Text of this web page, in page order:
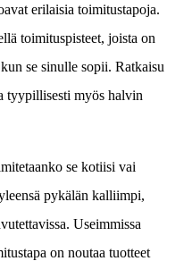
erilaisia toimitustapoja.
toimituspisteet, joista on
se sinulle sopii. Ratkaisu
tyypillisesti myös halvin
se kotiisi vai
pykälän kalliimpi,
Useimmissa
on noutaa tuotteet